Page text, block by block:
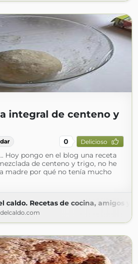
integral de centeno y
0 Delicioso
Hoy pongo en el blog una receta
de centeno y trigo, no he
madre por qué no tenía mucho
caldo. Recetas de cocina, amigos y